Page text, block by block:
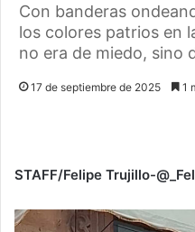
Con banderas
los colores patrios en
no era de miedo, sino
17 de septiembre de 2025 1
STAFF/Felipe Trujillo-